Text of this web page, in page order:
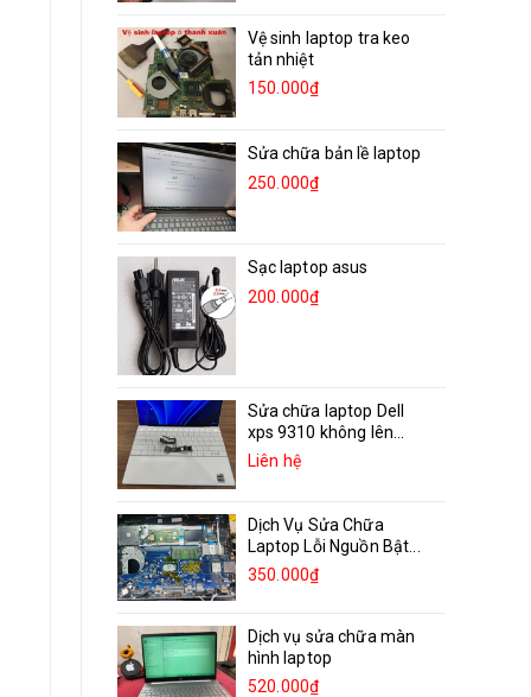
Vệ sinh laptop tra keo
tản nhiệt
150.000₫
Sửa chữa bản lề laptop
250.000₫
Sạc laptop asus
200.000₫
Sửa chữa laptop Dell
xps 9310 không lên...
Liên hệ
Dịch Vụ Sửa Chữa
Laptop Lỗi Nguồn Bật...
350.000₫
Dịch vụ sửa chữa màn
hình laptop
520.000₫